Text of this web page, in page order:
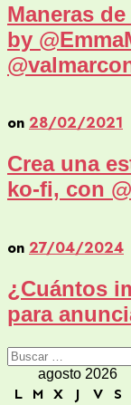
Maneras
by
on 28/02/2021
Crea una
ko-fi, con
on 27/04/2024
¿Cuántos
para
Buscar:
agosto 2026
L M X J V S